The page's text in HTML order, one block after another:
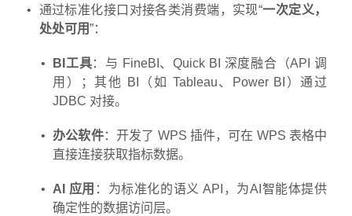
通过标准化接口对接各类消费端，实现“一次定义，
处处可用”：
BI工具：与 FineBI、Quick BI 深度融合（API 调
用）；其他 BI（如 Tableau、Power BI）通过
JDBC 对接。
办公软件：开发了 WPS 插件，可在 WPS 表格中
直接连接获取指标数据。
AI 应用 ：为标准化的语义 API，为AI智能体提供
确定性的数据访问层。